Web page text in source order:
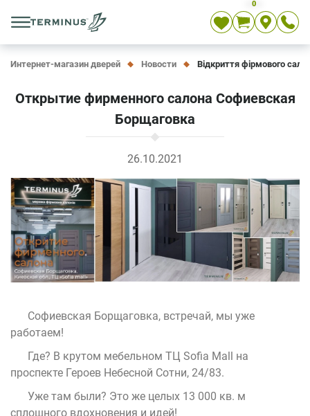
0
Интернет-магазин дверей Новости Відкриття фірмового
Открытие фирменного салона Софиевская
Борщаговка
26.10.2021
Софиевская Борщаговка, встречай, мы уже
работаем!
Где? В крутом мебельном ТЦ Sofia Mall на
проспекте Героев Небесной Сотни, 24/83.
Уже там были? Это же целых 13 000 кв. м
сплошного вдохновения и идей!